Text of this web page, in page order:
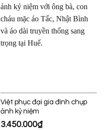
Việt phục đại gia đình chụp
ảnh kỷ niệm
3.450.000₫